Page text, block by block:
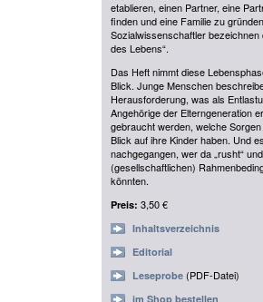
etablieren, einen Partner, eine
finden und eine Familie zu
Sozialwissenschaftler bezeichnen
des Lebens“.
Das Heft nimmt diese
Blick. Junge Menschen
Herausforderung, was als
Angehörige der Elterngeneration
gebraucht werden, welche
Blick auf ihre Kinder haben. Und
nachgegangen, wer da „rusht“
(gesellschaftlichen)
könnten.
Preis: 3,50 €
Inhaltsverzeichnis
Editorial
Leseprobe (PDF-Datei)
im Shop bestellen